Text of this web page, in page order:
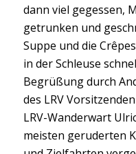
dann viel gegessen,
getrunken und
Suppe und die
in der Schleuse
Begrüßung durch
des LRV
LRV-Wanderwart
meisten geruderten